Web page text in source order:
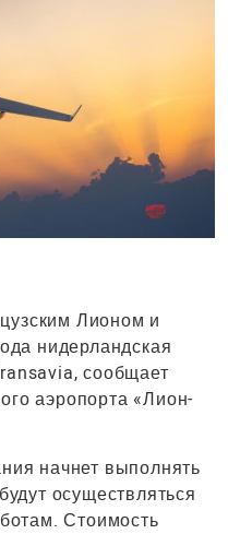
Лионом и
нидерландская
сообщает
аэропорта «Лион-
начнет выполнять
осуществляться
Стоимость